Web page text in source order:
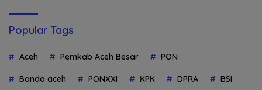
Popular Tags
Aceh Pemkab Aceh Besar PON
Banda aceh PONXXI KPK DPRA BSI